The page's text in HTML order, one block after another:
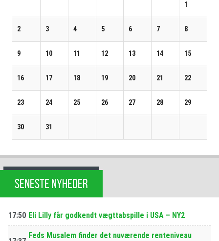
1
2 3 4 5 6 7 8
9 10 11 12 13 14 15
16 17 18 19 20 21 22
23 24 25 26 27 28 29
30 31
SENESTE NYHEDER
17:50 Eli Lilly får godkendt vægttabspille i USA – NY2
Feds Musalem finder det nuværende renteniveau